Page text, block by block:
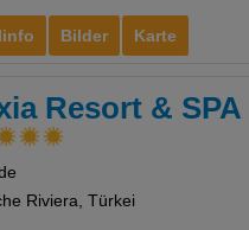
Bilder Karte
Resort & SPA
Riviera, Türkei